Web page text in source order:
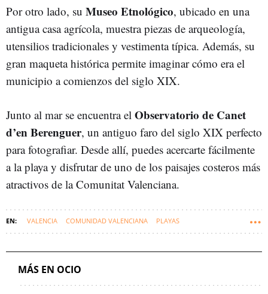
Por otro lado, su Museo Etnológico, ubicado en una
antigua casa agrícola, muestra piezas de arqueología,
utensilios tradicionales y vestimenta típica. Además, su
gran maqueta histórica permite imaginar cómo era el
municipio a comienzos del siglo XIX.
Junto al mar se encuentra el Observatorio de Canet
d’en Berenguer, un antiguo faro del siglo XIX perfecto
para fotografiar. Desde allí, puedes acercarte fácilmente
a la playa y disfrutar de uno de los paisajes costeros más
atractivos de la Comunitat Valenciana.
VALENCIA COMUNIDAD VALENCIANA PLAYAS
MÁS EN OCIO